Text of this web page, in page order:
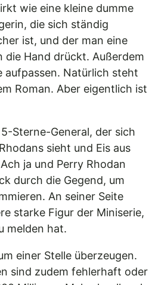
wie eine kleine dumme
die sich ständig
ist, und der man eine
die Hand drückt. Außerdem
aufpassen. Natürlich steht
Roman. Aber eigentlich ist
Sterne-General, der sich
sieht und Eis aus
ja und Perry Rhodan
durch die Gegend, um
An seiner Seite
starke Figur der Miniserie,
melden hat.
einer Stelle überzeugen.
sind zudem fehlerhaft oder